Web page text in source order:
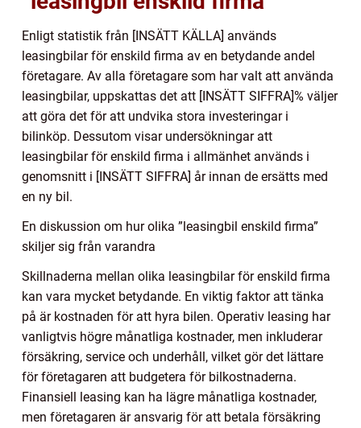
Enligt statistik från [INSÄTT KÄLLA] används
leasingbilar för enskild firma av en betydande andel
företagare. Av alla företagare som har valt att använda
leasingbilar, uppskattas det att [INSÄTT SIFFRA]% väljer
att göra det för att undvika stora investeringar i
bilinköp. Dessutom visar undersökningar att
leasingbilar för enskild firma i allmänhet används i
genomsnitt i [INSÄTT SIFFRA] år innan de ersätts med
en ny bil.
En diskussion om hur olika ”leasingbil enskild firma”
skiljer sig från varandra
Skillnaderna mellan olika leasingbilar för enskild firma
kan vara mycket betydande. En viktig faktor att tänka
på är kostnaden för att hyra bilen. Operativ leasing har
vanligtvis högre månatliga kostnader, men inkluderar
försäkring, service och underhåll, vilket gör det lättare
för företagaren att budgetera för bilkostnaderna.
Finansiell leasing kan ha lägre månatliga kostnader,
men företagaren är ansvarig för att betala försäkring